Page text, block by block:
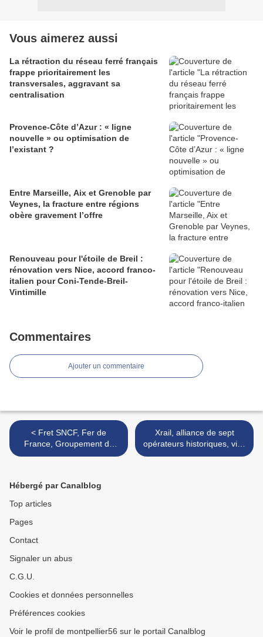
Vous aimerez aussi
La rétraction du réseau ferré français
frappe prioritairement les
transversales, aggravant sa
centralisation
Provence-Côte d’Azur : « ligne
nouvelle » ou optimisation de
l’existant ?
Entre Marseille, Aix et Grenoble par
Veynes, la fracture entre régions
obère gravement l’offre
Renouveau pour l'étoile de Breil :
rénovation vers Nice, accord franco-
italien pour Coni-Tende-Breil-
Vintimille
Commentaires
Ajouter un commentaire
< Fret SNCF, Fer de
France, Groupement du
transport combiné : trois
Xrail, alliance de sept
opérateurs historiques, vise
à promouvoir et optimiser le
Hébergé par Canalblog
Top articles
Pages
Contact
Signaler un abus
C.G.U.
Cookies et données personnelles
Préférences cookies
Voir le profil de montpellier56 sur le portail Canalblog